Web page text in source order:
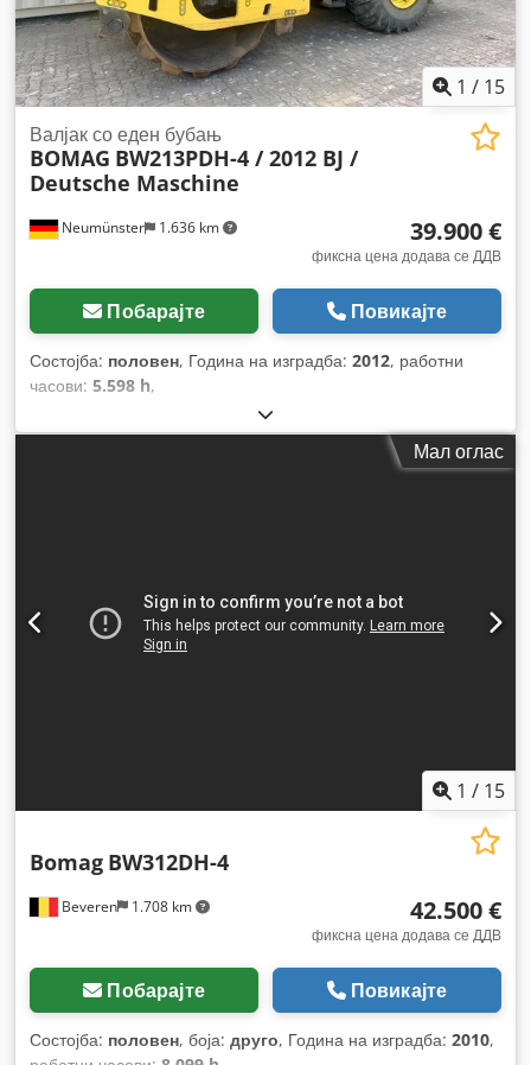
1 / 15
Neumünster 1.636 km
Валјак со еден бубањ
BOMAG BW213PDH-4 / 2012 BJ /
Deutsche Maschine
39.900 €
фиксна цена додава се ДДВ
Побарајте Повикајте
Состојба: половен, Година на изградба: 2012, работни
часови: 5.598 h,
Мал оглас
1 / 15
Beveren 1.708 km
Bomag BW312DH-4
42.500 €
фиксна цена додава се ДДВ
Побарајте Повикајте
Состојба: половен, боја: друго, Година на изградба: 2010,